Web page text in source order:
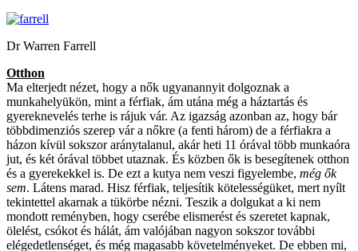
Dr Warren Farrell
Otthon
Ma elterjedt nézet, hogy a nők ugyanannyit dolgoznak a
munkahelyükön, mint a férfiak, ám utána még a háztartás és
gyereknevelés terhe is rájuk vár. Az igazság azonban az, hogy bár
többdimenziós szerep vár a nőkre (a fenti három) de a férfiakra a
házon kívül sokszor aránytalanul, akár heti 11 órával több munkaóra
jut, és két órával többet utaznak. És közben ők is besegítenek otthon
és a gyerekekkel is. De ezt a kutya nem veszi figyelembe, még ők
sem. Látens marad. Hisz férfiak, teljesítik kötelességüket, mert nyílt
tekintettel akarnak a tükörbe nézni. Teszik a dolgukat a ki nem
mondott reményben, hogy cserébe elismerést és szeretet kapnak,
ölelést, csókot és hálát, ám valójában nagyon sokszor további
elégedetlenséget, és még magasabb követelményeket. De ebben mi,